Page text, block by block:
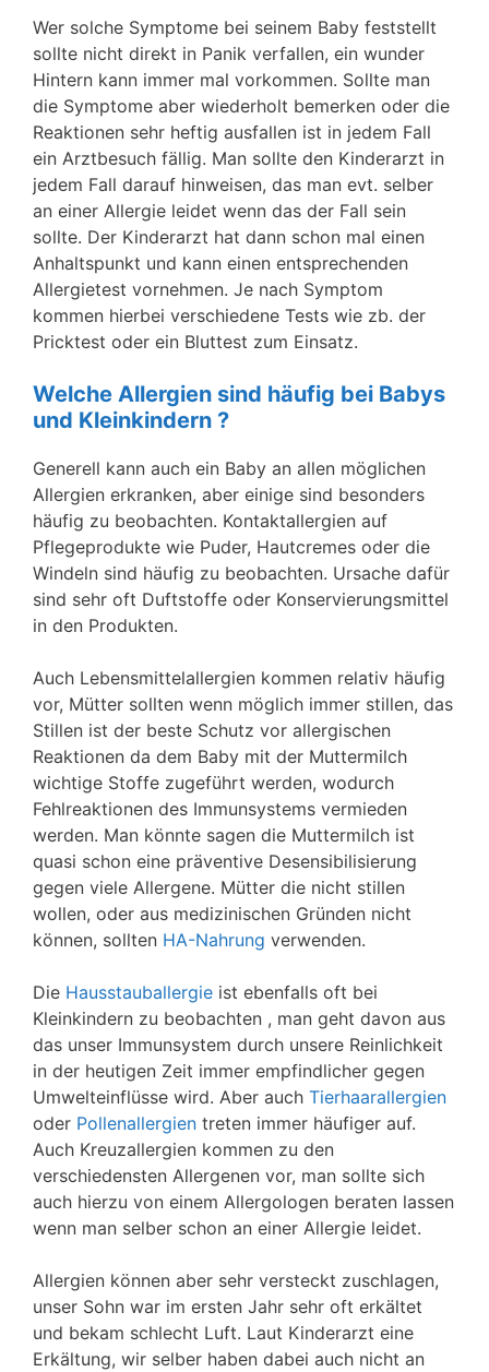
Wer solche Symptome bei seinem Baby feststellt
sollte nicht direkt in Panik verfallen, ein wunder
Hintern kann immer mal vorkommen. Sollte man
die Symptome aber wiederholt bemerken oder die
Reaktionen sehr heftig ausfallen ist in jedem Fall
ein Arztbesuch fällig. Man sollte den Kinderarzt in
jedem Fall darauf hinweisen, das man evt. selber
an einer Allergie leidet wenn das der Fall sein
sollte. Der Kinderarzt hat dann schon mal einen
Anhaltspunkt und kann einen entsprechenden
Allergietest vornehmen. Je nach Symptom
kommen hierbei verschiedene Tests wie zb. der
Pricktest oder ein Bluttest zum Einsatz.
Welche Allergien sind häufig bei Babys
und Kleinkindern ?
Generell kann auch ein Baby an allen möglichen
Allergien erkranken, aber einige sind besonders
häufig zu beobachten. Kontaktallergien auf
Pflegeprodukte wie Puder, Hautcremes oder die
Windeln sind häufig zu beobachten. Ursache dafür
sind sehr oft Duftstoffe oder Konservierungsmittel
in den Produkten.
Auch Lebensmittelallergien kommen relativ häufig
vor, Mütter sollten wenn möglich immer stillen, das
Stillen ist der beste Schutz vor allergischen
Reaktionen da dem Baby mit der Muttermilch
wichtige Stoffe zugeführt werden, wodurch
Fehlreaktionen des Immunsystems vermieden
werden. Man könnte sagen die Muttermilch ist
quasi schon eine präventive Desensibilisierung
gegen viele Allergene. Mütter die nicht stillen
wollen, oder aus medizinischen Gründen nicht
können, sollten HA-Nahrung verwenden.
Die Hausstauballergie ist ebenfalls oft bei
Kleinkindern zu beobachten , man geht davon aus
das unser Immunsystem durch unsere Reinlichkeit
in der heutigen Zeit immer empfindlicher gegen
Umwelteinflüsse wird. Aber auch Tierhaarallergien
oder Pollenallergien treten immer häufiger auf.
Auch Kreuzallergien kommen zu den
verschiedensten Allergenen vor, man sollte sich
auch hierzu von einem Allergologen beraten lassen
wenn man selber schon an einer Allergie leidet.
Allergien können aber sehr versteckt zuschlagen,
unser Sohn war im ersten Jahr sehr oft erkältet
und bekam schlecht Luft. Laut Kinderarzt eine
Erkältung, wir selber haben dabei auch nicht an